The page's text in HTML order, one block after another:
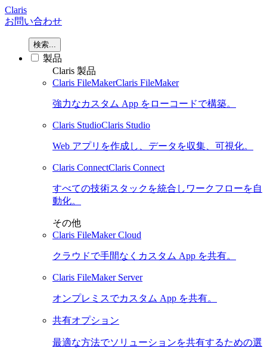
Claris
お問い合わせ
検索...
製品
Claris 製品
Claris FileMakerClaris FileMaker
強力なカスタム App をローコードで構築。
Claris StudioClaris Studio
Web アプリを作成し、データを収集、可視化。
Claris ConnectClaris Connect
すべての技術スタックを統合しワークフローを自
動化。
その他
Claris FileMaker Cloud
クラウドで手間なくカスタム App を共有。
Claris FileMaker Server
オンプレミスでカスタム App を共有。
共有オプション
最適な方法でソリューションを共有するための選